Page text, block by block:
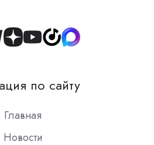
Join
Slack
по сайту
Главная
Новости